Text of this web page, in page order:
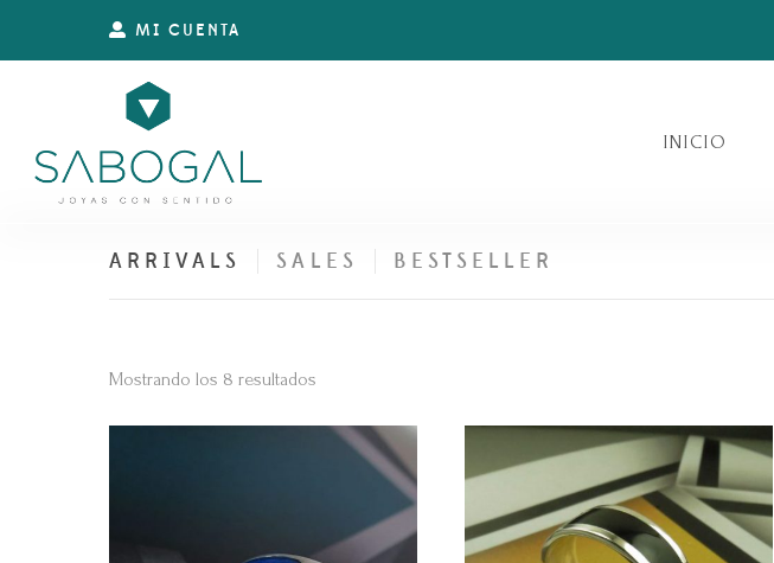
MI CUENTA
INICIO
ARRIVALS SALES BESTSELLER
Mostrando los 8 resultados